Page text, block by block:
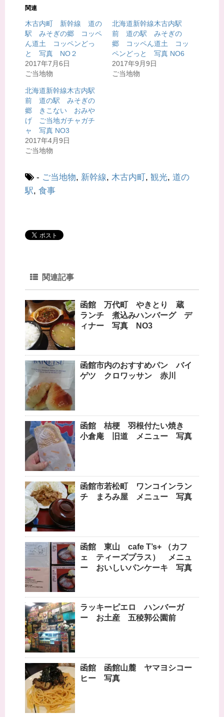
t
e
r
で
共
有
(
新
し
ウ
ィ
ン
ド
ウ
で
開
き
ま
す
)
共
有
す
る
に
は
ク
リ
て
く
だ
さ
い
(
新
し
い
ウ
で
開
関連
木古内町 新幹線 道の
駅 みそぎの郷 コッペ
ん道土 コッペンどっ
と 写真 NO２
2017年7月6日
ご当地物
北海道新幹線木古内駅
前 道の駅 みそぎの
郷 コッペん道土 コッ
ペンどっと 写真 NO6
2017年9月9日
ご当地物
北海道新幹線木古内駅
前 道の駅 みそぎの
郷 きこない おみや
げ ご当地ガチャガチ
ャ 写真 NO3
2017年4月9日
ご当地物
- ご当地物, 新幹線, 木古内町, 観光, 道の
駅, 食事
関連記事
函館 万代町 やきとり 蔵
ランチ 煮込みハンバーグ デ
ィナー 写真 NO3
函館市内のおすすめパン バイ
ゲツ クロワッサン 赤川
函館 桔梗 羽根付たい焼き
小倉庵 旧道 メニュー 写真
函館市若松町 ワンコインラン
チ まろみ屋 メニュー 写真
函館 東山 cafe T’s+ （カフ
ェ ティーズプラス） メニュ
ー おいしいパンケーキ 写真
ラッキーピエロ ハンバーガ
ー お土産 五稜郭公園前
函館 函館山麓 ヤマヨシコー
ヒー 写真